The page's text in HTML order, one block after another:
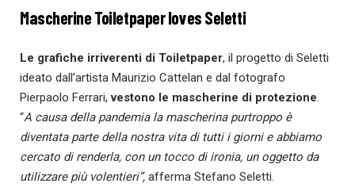
Mascherine Toiletpaper loves Seletti
Le grafiche irriverenti di Toiletpaper, il progetto di Seletti
ideato dall’artista Maurizio Cattelan e dal fotografo
Pierpaolo Ferrari,vestono le mascherine di protezione.
“A causa della pandemia la mascherina purtroppo è
diventata parte della nostra vita di tutti i giorni e abbiamo
cercato di renderla, con un tocco di ironia, un oggetto da
utilizzare più volentieri”, afferma Stefano Seletti.